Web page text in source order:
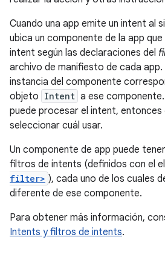
Cuando una app emite un intent al
ubica un componente de la app
intent según las declaraciones del
archivo de manifiesto de cada app.
instancia del componente
objeto Intent a ese
puede procesar el intent, entonces
seleccionar cuál usar.
Un componente de app puede
filtros de intents (definidos con el
filter> ), cada uno de los cuales
diferente de ese componente.
Para obtener más información,
Intents y filtros de intents.